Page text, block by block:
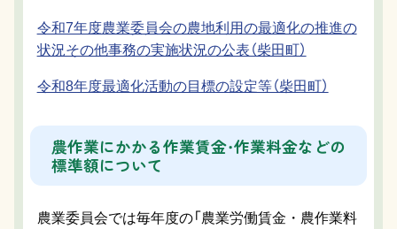
令和7年度農業委員会の農地利用の最適化の推進の
状況その他事務の実施状況の公表（柴田町）
令和8年度最適化活動の目標の設定等（柴田町）
農作業にかかる作業賃金・作業料金などの
標準額について
農業委員会では毎年度の「農業労働賃金・農作業料